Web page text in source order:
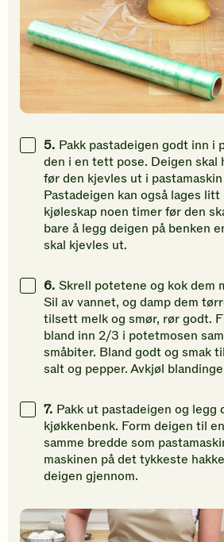
5. Pakk pastadeigen godt inn i
den i en tett pose. Deigen
før den kjevles ut i
Pastadeigen kan også lages
kjøleskap noen timer før den
bare å legg deigen på benken
skal kjevles ut.
6. Skrell potetene og kok dem
Sil av vannet, og damp dem
tilsett melk og smør, rør godt.
bland inn 2/3 i potetmosen
småbiter. Bland godt og smak
salt og pepper. Avkjøl
7. Pakk ut pastadeigen og legg
kjøkkenbenk. Form deigen til
samme bredde som
maskinen på det tykkeste
deigen gjennom.